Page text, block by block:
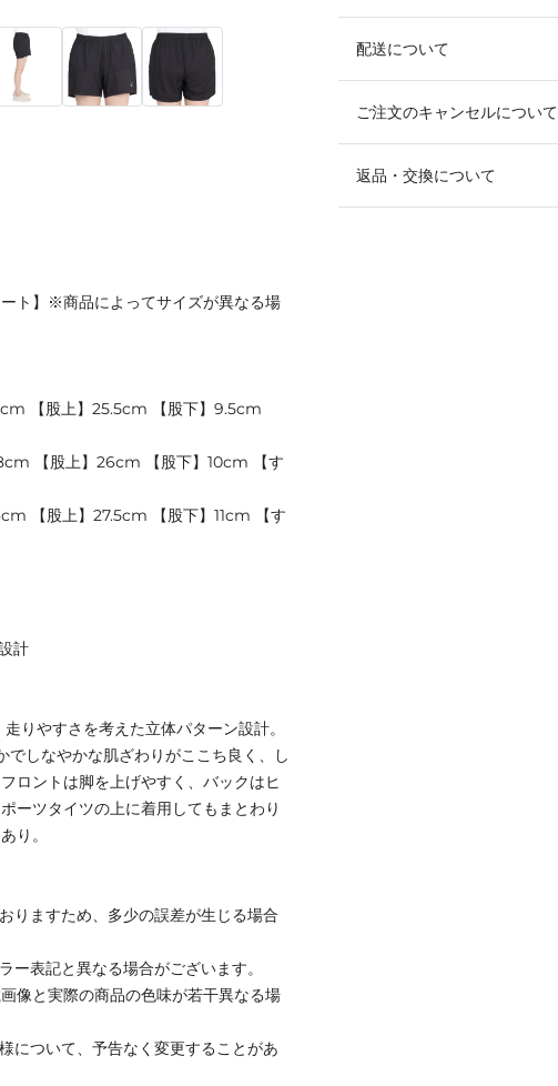
配送について
ご注文のキャンセルについて
返品・交換について
ト】※商品によってサイズが異なる場
【股上】25.5cm 【股下】9.5cm
【股上】26cm 【股下】10cm 【す
【股上】27.5cm 【股下】11cm 【す
計
りやすさを考えた立体パターン設計。
しなやかな肌ざわりがここち良く、し
ロントは脚を上げやすく、バックはヒ
ーツタイツの上に着用してもまとわり
り。
りますため、多少の誤差が生じる場合
表記と異なる場合がございます。
像と実際の商品の色味が若干異なる場
について、予告なく変更することがあ